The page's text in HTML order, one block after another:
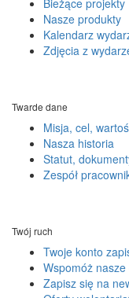
Nasze produkty
Kalendarz
Zdjęcia z
Twarde dane
Misja, cel,
Nasza historia
Statut,
Zespół
Twój ruch
Twoje konto
Wspomóż nasze
Zapisz się na